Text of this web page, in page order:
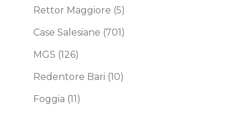
Rettor Maggiore (5)
Case Salesiane (701)
MGS (126)
Redentore Bari (10)
Foggia (11)